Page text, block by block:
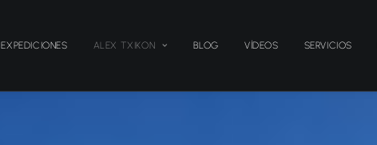
EXPEDICIONES ALEX TXIKON BLOG VÍDEOS SERVICIOS